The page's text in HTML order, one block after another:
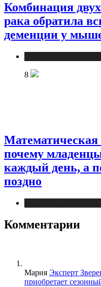
Комбинация
рака обратила
деменции у
8
Математическая
почему
каждый день, а
поздно
Комментарии
Мария Эксперт
приобретает